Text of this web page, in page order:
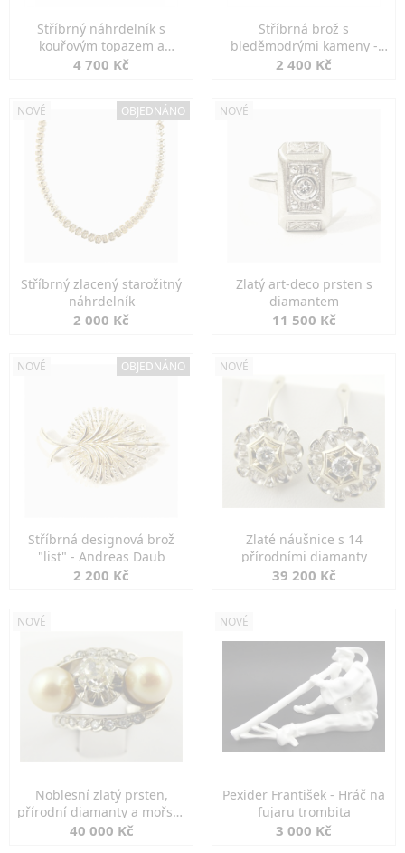
Stříbrný náhrdelník s
kouřovým topazem a
markazity
4 700 Kč
Stříbrná brož s
bleděmodrými kameny -
jemná elegance
2 400 Kč
NOVÉ OBJEDNÁNO
Stříbrný zlacený starožitný
náhrdelník
2 000 Kč
NOVÉ
Zlatý art-deco prsten s
diamantem
11 500 Kč
NOVÉ OBJEDNÁNO
Stříbrná designová brož
"list" - Andreas Daub
2 200 Kč
NOVÉ
Zlaté náušnice s 14
přírodními diamanty
39 200 Kč
NOVÉ
Noblesní zlatý prsten,
přírodní diamanty a mořské
perly
40 000 Kč
NOVÉ
Pexider František - Hráč na
fujaru trombita
3 000 Kč